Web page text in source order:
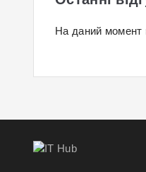
На даний момент